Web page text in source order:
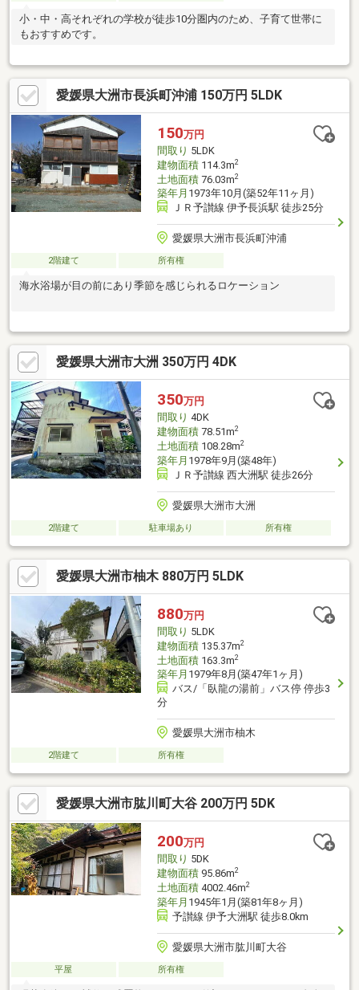
小・中・高それぞれの学校が徒歩10分圏内のため、子育て世帯に
もおすすめです。
愛媛県大洲市長浜町沖浦 150万円 5LDK
150万円
間取り 5LDK
建物面積114.3m2
土地面積76.03m2
築年月 1973年10月(築52年11ヶ月)
ＪＲ予讃線 伊予長浜駅 徒歩25分
愛媛県大洲市長浜町沖浦
2階建て 所有権
海水浴場が目の前にあり季節を感じられるロケーション
愛媛県大洲市大洲 350万円 4DK
350万円
間取り 4DK
建物面積78.51m2
土地面積108.28m2
築年月 1978年9月(築48年)
ＪＲ予讃線 西大洲駅 徒歩26分
愛媛県大洲市大洲
2階建て 駐車場あり 所有権
愛媛県大洲市柚木 880万円 5LDK
880万円
間取り 5LDK
建物面積135.37m2
土地面積163.3m2
築年月 1979年8月(築47年1ヶ月)
バス/「臥龍の湯前」バス停 停歩3
分
愛媛県大洲市柚木
2階建て 所有権
愛媛県大洲市肱川町大谷 200万円 5DK
200万円
間取り 5DK
建物面積95.86m2
土地面積4002.46m2
築年月 1945年1月(築81年8ヶ月)
予讃線 伊予大洲駅 徒歩8.0km
愛媛県大洲市肱川町大谷
平屋 所有権